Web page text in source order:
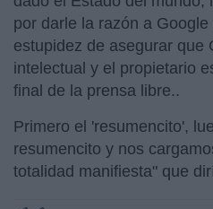
por darle la razón a
estupidez de asegurar que
intelectual y el propietario
final de la prensa libre..
Primero el 'resumencito',
resumencito y nos
totalidad manifiesta" que